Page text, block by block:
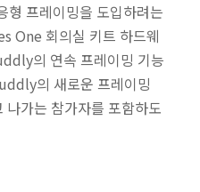
프레이밍을 도입하려는
One 회의실 키트 하드웨
의 연속 프레이밍 기능
의 새로운 프레이밍
가는 참가자를 포함하도